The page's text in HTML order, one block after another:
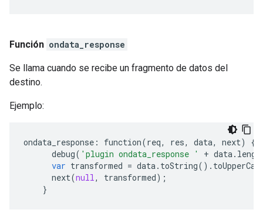
Función ondata_response
Se llama cuando se recibe un fragmento de datos del
destino.
Ejemplo:
ondata_response : function(req, res, data, next)
{
debug( 'plugin ondata_response ' + data.
var transformed = data. toString() .
next(null, transformed);
}